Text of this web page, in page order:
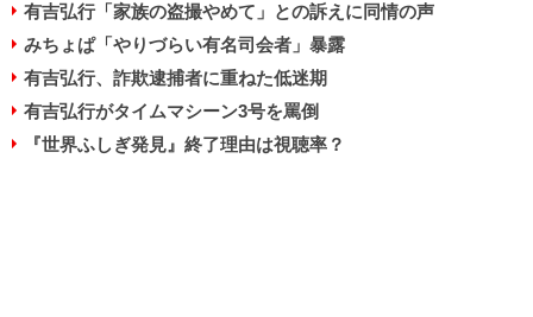
有吉弘行「家族の盗撮やめて」との訴えに同情の声
みちょぱ「やりづらい有名司会者」暴露
有吉弘行、詐欺逮捕者に重ねた低迷期
有吉弘行がタイムマシーン3号を罵倒
『世界ふしぎ発見』終了理由は視聴率？